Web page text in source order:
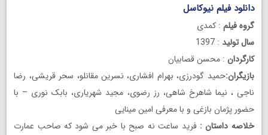
دانلود فیلم نیوکاسل
گروه فیلم : کمدی
سال تولید : 1397
کارگردان : محسن قصابیان
بازیگران:حمید گودرزی، بهرام افشاری، نسرین مقانلو، سحر قریشی، رضا
ناجی ، نیما شاهرخ شاهی، رز رضوی، مجید شهریاری، بابک نوری – با
حضور پژمان بازغی و با معرفی امین مینایی
خلاصه داستان :فرید ساعت نه صبح با خبر می شود که صاحب عمارت